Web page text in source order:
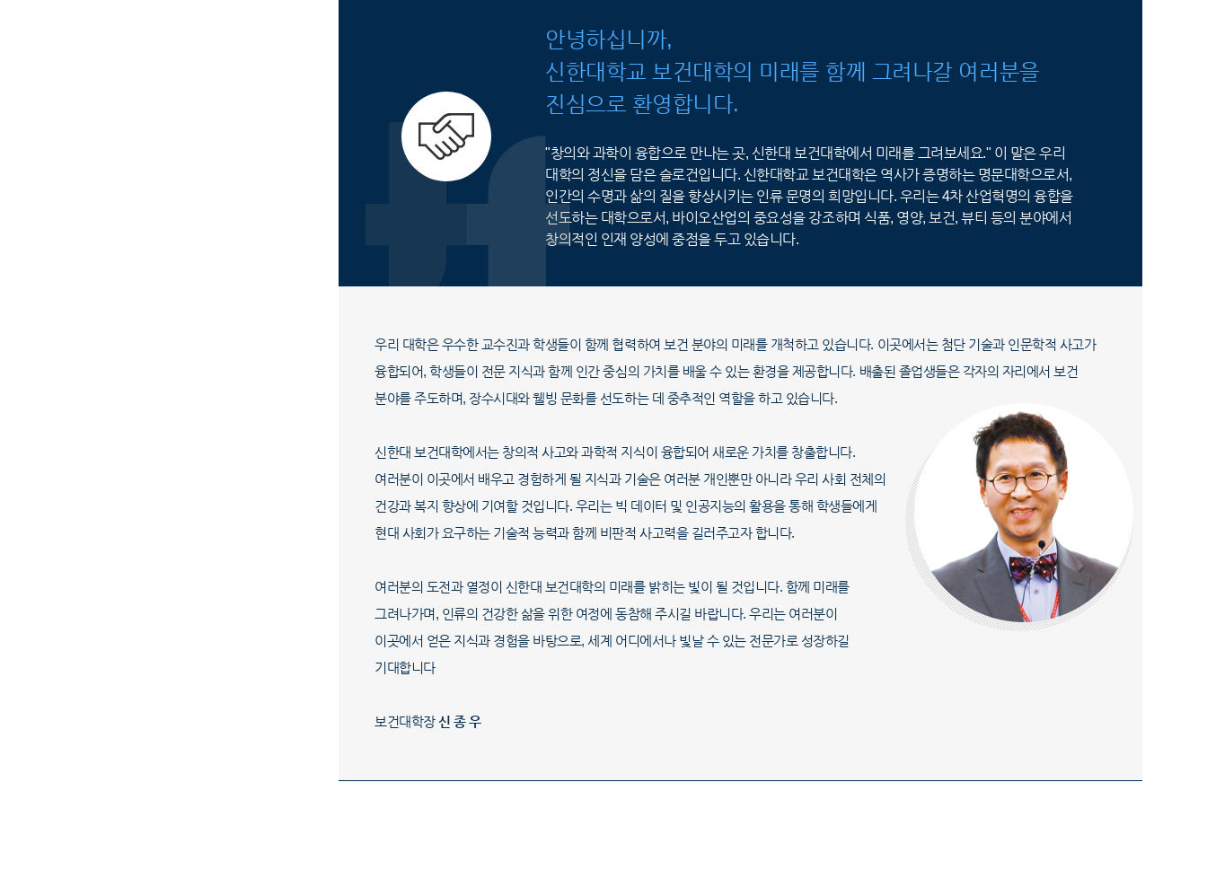
안녕하십니까,
신한대학교 보건대학의 미래를 함께 그려나갈 여러분을
진심으로 환영합니다.
"창의와 과학이 융합으로 만나는 곳, 신한대 보건대학에서 미래를 그려보세요." 이 말은 우리
대학의 정신을 담은 슬로건입니다. 신한대학교 보건대학은 역사가 증명하는 명문대학으로서,
인간의 수명과 삶의 질을 향상시키는 인류 문명의 희망입니다. 우리는 4차 산업혁명의 융합을
선도하는 대학으로서, 바이오산업의 중요성을 강조하며 식품, 영양, 보건, 뷰티 등의 분야에서
창의적인 인재 양성에 중점을 두고 있습니다.
우리 대학은 우수한 교수진과 학생들이 함께 협력하여 보건 분야의 미래를 개척하고 있습니다. 이곳에서는 첨단 기술과 인문학적 사고가
융합되어, 학생들이 전문 지식과 함께 인간 중심의 가치를 배울 수 있는 환경을 제공합니다. 배출된 졸업생들은 각자의 자리에서 보건
분야를 주도하며, 장수시대와 웰빙 문화를 선도하는 데 중추적인 역할을 하고 있습니다.
신한대 보건대학에서는 창의적 사고와 과학적 지식이 융합되어 새로운 가치를 창출합니다.
여러분이 이곳에서 배우고 경험하게 될 지식과 기술은 여러분 개인뿐만 아니라 우리 사회 전체의
건강과 복지 향상에 기여할 것입니다. 우리는 빅 데이터 및 인공지능의 활용을 통해 학생들에게
현대 사회가 요구하는 기술적 능력과 함께 비판적 사고력을 길러주고자 합니다.
여러분의 도전과 열정이 신한대 보건대학의 미래를 밝히는 빛이 될 것입니다. 함께 미래를
그려나가며, 인류의 건강한 삶을 위한 여정에 동참해 주시길 바랍니다. 우리는 여러분이
이곳에서 얻은 지식과 경험을 바탕으로, 세계 어디에서나 빛날 수 있는 전문가로 성장하길
기대합니다
보건대학장신 종 우